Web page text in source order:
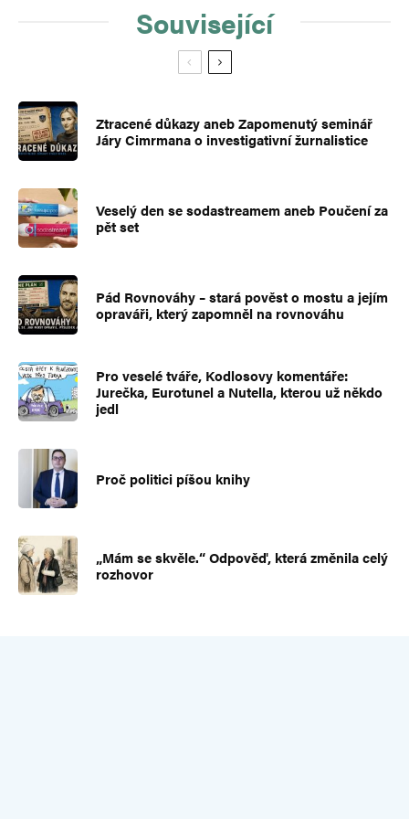
Související
Ztracené důkazy aneb Zapomenutý seminář
Járy Cimrmana o investigativní žurnalistice
Veselý den se sodastreamem aneb Poučení za
pět set
Pád Rovnováhy – stará pověst o mostu a jejím
opraváři, který zapomněl na rovnováhu
Pro veselé tváře, Kodlosovy komentáře:
Jurečka, Eurotunel a Nutella, kterou už někdo
jedl
Proč politici píšou knihy
„Mám se skvěle.“ Odpověď, která změnila celý
rozhovor